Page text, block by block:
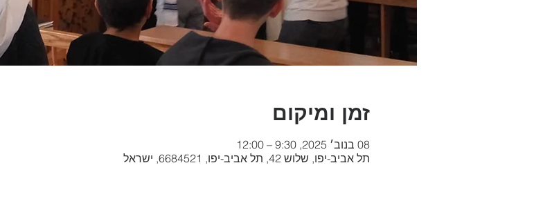
זמן ומיקום
08 בנוב׳ 2025, 9:30 – 12:00
תל אביב-יפו, שלוש 42, תל אביב-יפו, 6684521, ישראל